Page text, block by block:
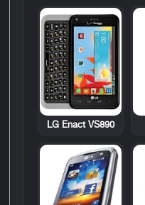
LG Enact VS890